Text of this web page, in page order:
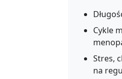
Cykle
Stres,
na